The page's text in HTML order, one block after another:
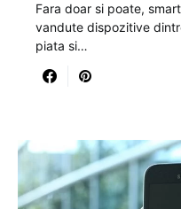
Fara doar si poate,
vandute dispozitive
piata si…